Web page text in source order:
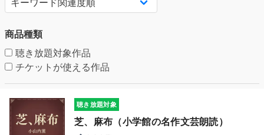
商品種類
聴き放題対象作品
チケットが使える作品
聴き放題対象
芝、麻布（小学館の名作文芸朗読）